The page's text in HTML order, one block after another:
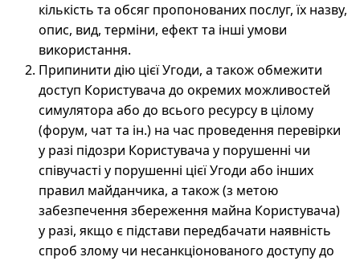
кількість та обсяг пропонованих послуг, їх назву,
опис, вид, терміни, ефект та інші умови
використання.
Припинити дію цієї Угоди, а також обмежити
доступ Користувача до окремих можливостей
симулятора або до всього ресурсу в цілому
(форум, чат та ін.) на час проведення перевірки
у разі підозри Користувача у порушенні чи
співучасті у порушенні цієї Угоди або інших
правил майданчика, а також (з метою
забезпечення збереження майна Користувача)
у разі, якщо є підстави передбачати наявність
спроб злому чи несанкціонованого доступу до